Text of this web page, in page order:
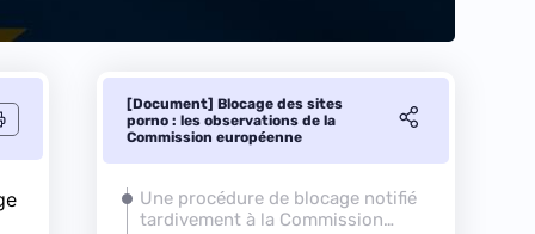
[Document] Blocage des sites
porno : les observations de la
Commission européenne
Une procédure de blocage notifié
tardivement à la Commission